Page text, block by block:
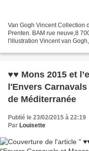
Van Gogh Vincent Collection
Prenten. BAM rue neuve,8
l'illustration Vincent van
♥♥ Mons 2015 et
l'Envers Carnavals et Mascarades d'Europe et
de Méditerranée
Publié le 23/02/2015 à 22:19
Par Louisette